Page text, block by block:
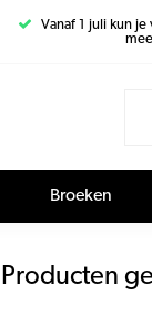
Vanaf 1 juli kun
Broeken
Producten